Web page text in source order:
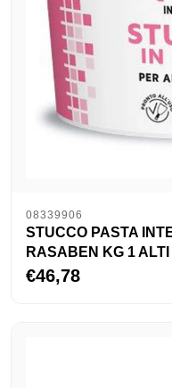
08339906
STUCCO PASTA
RASABEN KG 1 ALTI
€46,78